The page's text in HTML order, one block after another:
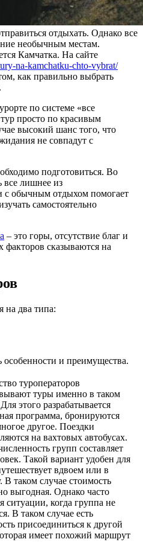
отдыхать. Однако все
необычным местам.
Камчатка. На сайте
na-kamchatku-chto-vybrat/
как правильно выбрать
по системе «все
просто по красивым
высокий шанс того, что
не совпадут с
подготовиться. Во
все лишнее из
с обычным отдыхом помогает
самостоятельно
– это горы, отсутствие благ и
сказываются на
на два типа:
и преимущества.
туроператоров
туры именно в таком
этого разрабатывается
программа, бронируются
другое. Поездки
на вахтовых автобусах.
групп составляет
Такой вариант удобен для
вдвоем или в
В таком случае стоимость
выгодная. Однако часто
ситуации, когда группа не
В таком случае есть
присоединиться к другой
имеет похожий маршрут